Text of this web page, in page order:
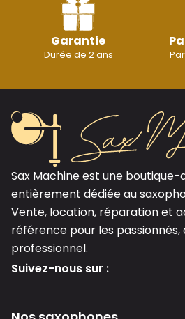
Garantie
Durée de 2 ans
Sax Machine est une boutique-
entièrement dédiée au
Vente, location, réparation et
référence pour les
professionnel.
Suivez-nous sur :